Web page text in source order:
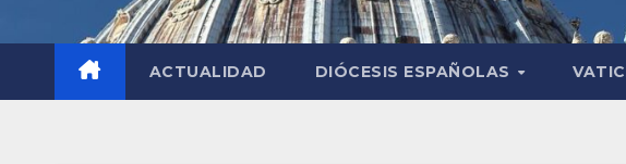
ACTUALIDAD DIÓCESIS ESPAÑOLAS